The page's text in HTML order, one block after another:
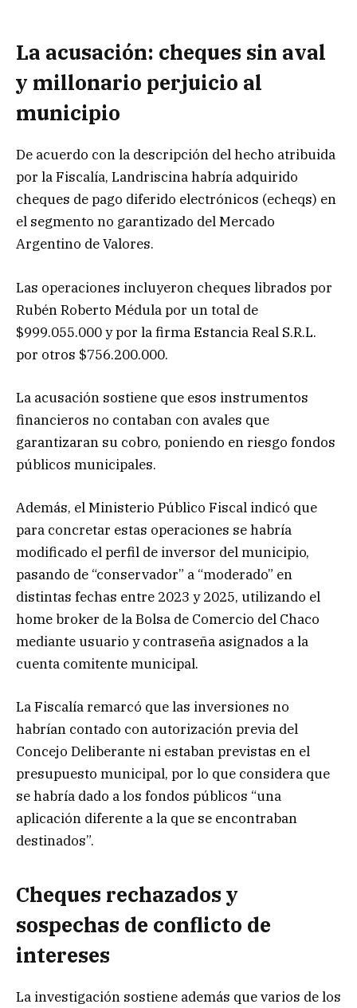
La acusación: cheques sin aval
y millonario perjuicio al
municipio
De acuerdo con la descripción del hecho atribuida
por la Fiscalía, Landriscina habría adquirido
cheques de pago diferido electrónicos (echeqs) en
el segmento no garantizado del Mercado
Argentino de Valores.
Las operaciones incluyeron cheques librados por
Rubén Roberto Médula por un total de
$999.055.000 y por la firma Estancia Real S.R.L.
por otros $756.200.000.
La acusación sostiene que esos instrumentos
financieros no contaban con avales que
garantizaran su cobro, poniendo en riesgo fondos
públicos municipales.
Además, el Ministerio Público Fiscal indicó que
para concretar estas operaciones se habría
modificado el perfil de inversor del municipio,
pasando de “conservador” a “moderado” en
distintas fechas entre 2023 y 2025, utilizando el
home broker de la Bolsa de Comercio del Chaco
mediante usuario y contraseña asignados a la
cuenta comitente municipal.
La Fiscalía remarcó que las inversiones no
habrían contado con autorización previa del
Concejo Deliberante ni estaban previstas en el
presupuesto municipal, por lo que considera que
se habría dado a los fondos públicos “una
aplicación diferente a la que se encontraban
destinados”.
Cheques rechazados y
sospechas de conflicto de
intereses
La investigación sostiene además que varios de los